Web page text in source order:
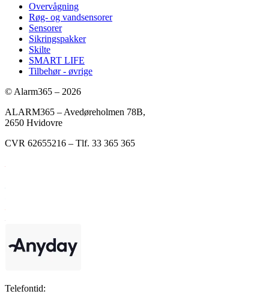
Overvågning
Røg- og vandsensorer
Sensorer
Sikringspakker
Skilte
SMART LIFE
Tilbehør - øvrige
© Alarm365 – 2026
ALARM365 – Avedøreholmen 78B,
2650 Hvidovre
CVR 62655216 – Tlf. 33 365 365
Telefontid: